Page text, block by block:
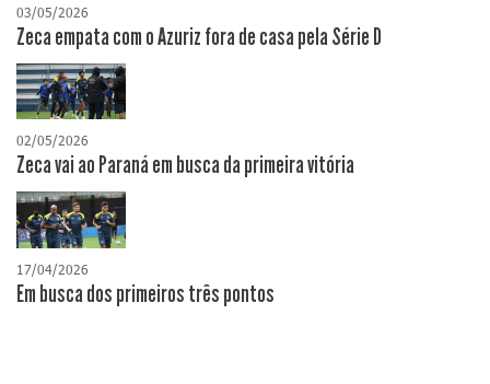
03/05/2026
Zeca empata com o Azuriz fora de casa pela Série D
02/05/2026
Zeca vai ao Paraná em busca da primeira vitória
17/04/2026
​Em busca dos primeiros três pontos